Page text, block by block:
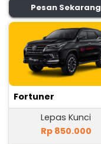
Pesan Sekarang
Fortuner
Lepas Kunci
Rp 850.000